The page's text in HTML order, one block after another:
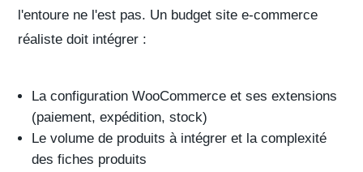
l'entoure ne l'est pas. Un budget site e-commerce
réaliste doit intégrer :
La configuration WooCommerce et ses extensions
(paiement, expédition, stock)
Le volume de produits à intégrer et la complexité
des fiches produits